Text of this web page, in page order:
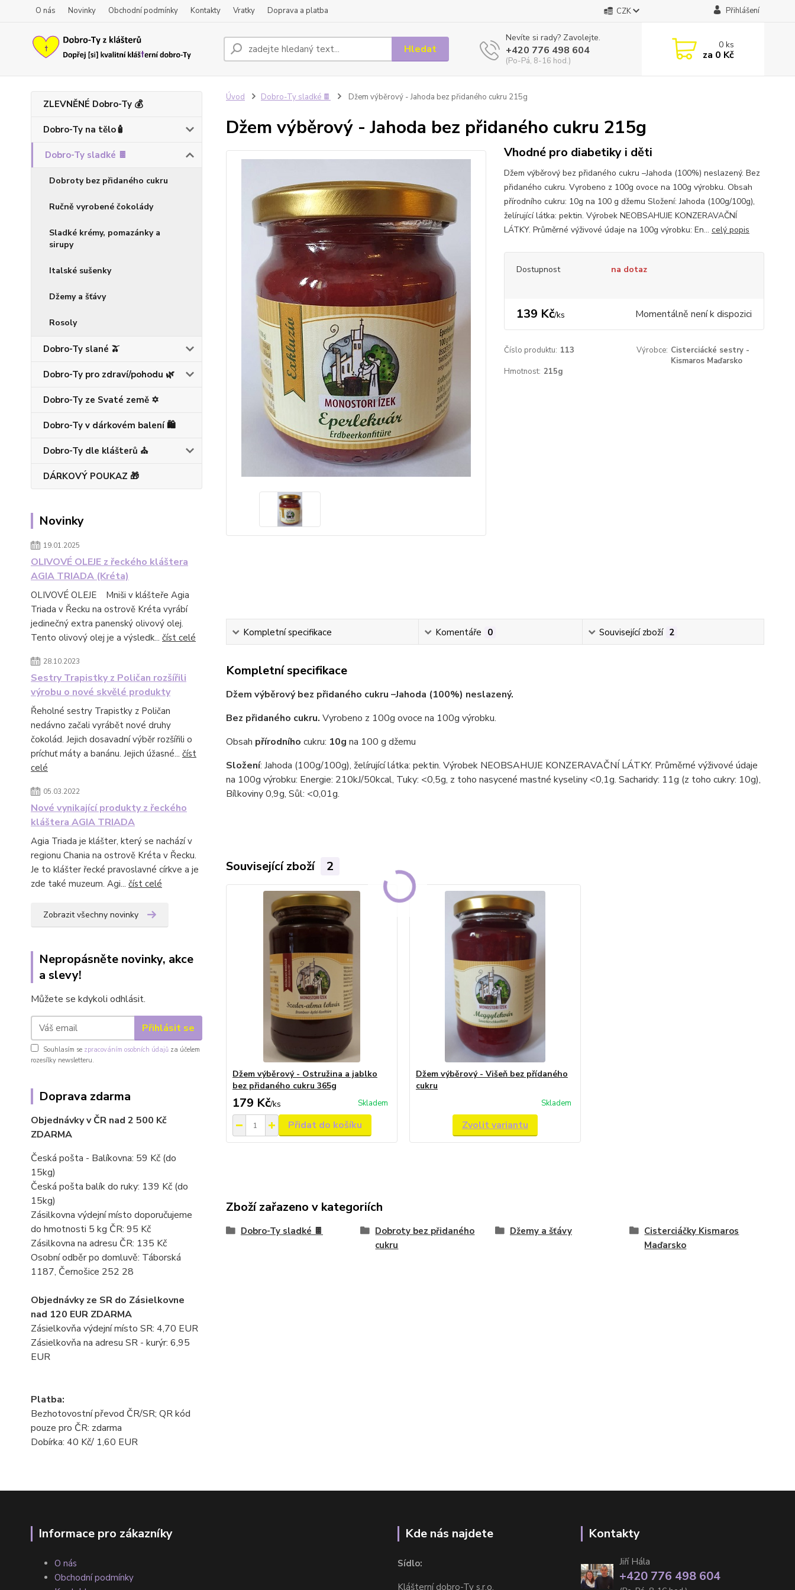
O nás Novinky Obchodní podmínky Kontakty Vratky Doprava a platba CZK Přihlášení
Hledat
Nevíte si rady? Zavolejte.
+420 776 498 604
(Po-Pá, 8-16 hod.)
0ks
za 0 Kč
ZLEVNĚNÉ Dobro-Ty 💰
Dobro-Ty na tělo🧴
Dobro-Ty sladké 🍫
Dobroty bez přidaného cukru
Ručně vyrobené čokolády
Sladké krémy, pomazánky a
sirupy
Italské sušenky
Džemy a šťávy
Rosoly
Dobro-Ty slané 🫒
Dobro-Ty pro zdraví/pohodu 🌿
Dobro-Ty ze Svaté země ✡️
Dobro-Ty v dárkovém balení 🛍️
Dobro-Ty dle klášterů ⛪
DÁRKOVÝ POUKAZ 🎁
Novinky
19.01.2025
OLIVOVÉ OLEJE z řeckého kláštera
AGIA TRIADA (Kréta)
OLIVOVÉ OLEJE Mniši v klášteře Agia
Triada v Řecku na ostrově Kréta vyrábí
jedinečný extra panenský olivový olej.
Tento olivový olej je a výsledk... číst celé
28.10.2023
Sestry Trapistky z Poličan rozšířili
výrobu o nové skvělé produkty
Řeholné sestry Trapistky z Poličan
nedávno začali vyrábět nové druhy
čokolád. Jejich dosavadní výběr rozšířili o
príchuť máty a banánu. Jejich úžasné... číst
celé
05.03.2022
Nové vynikající produkty z řeckého
kláštera AGIA TRIADA
Agia Triada je klášter, který se nachází v
regionu Chania na ostrově Kréta v Řecku.
Je to klášter řecké pravoslavné církve a je
zde také muzeum. Agi... číst celé
Zobrazit všechny novinky
Nepropásněte novinky, akce
a slevy!
Můžete se kdykoli odhlásit.
Přihlásit se
Souhlasím se zpracováním osobních údajů za účelem
rozesílky newsletteru.
Doprava zdarma
Objednávky v ČR nad 2 500 Kč
ZDARMA
Česká pošta - Balíkovna: 59 Kč (do
15kg)
Česká pošta balík do ruky: 139 Kč (do
15kg)
Zásilkovna výdejní místo doporučujeme
do hmotnosti 5 kg ČR: 95 Kč
Zásilkovna na adresu ČR: 135 Kč
Osobní odběr po domluvě: Táborská
1187, Černošice 252 28
Objednávky ze SR do Zásielkovne
nad 120 EUR ZDARMA
Zásielkovňa výdejní místo SR: 4,70 EUR
Zásielkovňa na adresu SR - kurýr: 6,95
EUR
Platba:
Bezhotovostní převod ČR/SR; QR kód
pouze pro ČR: zdarma
Dobírka: 40 Kč/ 1,60 EUR
Úvod Dobro-Ty sladké 🍫 Džem výběrový - Jahoda bez přidaného cukru 215g
Džem výběrový - Jahoda bez přidaného cukru 215g
Vhodné pro diabetiky i děti
Džem výběrový bez přidaného cukru –Jahoda (100%) neslazený. Bez
přidaného cukru. Vyrobeno z 100g ovoce na 100g výrobku. Obsah
přírodního cukru: 10g na 100 g džemu Složení: Jahoda (100g/100g),
želírující látka: pektin. Výrobek NEOBSAHUJE KONZERAVAČNÍ
LÁTKY. Průměrné výživové údaje na 100g výrobku: En... celý popis
Dostupnost na dotaz
139 Kč/ks Momentálně není k dispozici
Číslo produktu: 113 Výrobce: Cisterciácké sestry -
Kismaros Maďarsko
Hmotnost: 215g
Kompletní specifikace Komentáře 0 Související zboží 2
Kompletní specifikace
Džem výběrový bez přidaného cukru –Jahoda (100%) neslazený.
Bez přidaného cukru. Vyrobeno z 100g ovoce na 100g výrobku.
Obsah přírodního cukru: 10g na 100 g džemu
Složení: Jahoda (100g/100g), želírující látka: pektin. Výrobek NEOBSAHUJE KONZERAVAČNÍ LÁTKY. Průměrné výživové údaje
na 100g výrobku: Energie: 210kJ/50kcal, Tuky: <0,5g, z toho nasycené mastné kyseliny <0,1g. Sacharidy: 11g (z toho cukry: 10g),
Bílkoviny 0,9g, Sůl: <0,01g.
Související zboží 2
Džem výběrový - Ostružina a jablko
bez přidaného cukru 365g
179 Kč/ks Skladem
Přidat do košíku
Džem výběrový - Višeň bez přídaného
cukru
Skladem
Zvolit variantu
Zboží zařazeno v kategoriích
Dobro-Ty sladké 🍫
Dobroty bez přidaného
cukru
Džemy a šťávy
Cisterciáčky Kismaros
Maďarsko
Informace pro zákazníky
O nás
Obchodní podmínky
Kde nás najdete
Sídlo:
Klášterní dobro-Ty s.r.o.
Kontakty
Jiří Hála
+420 776 498 604